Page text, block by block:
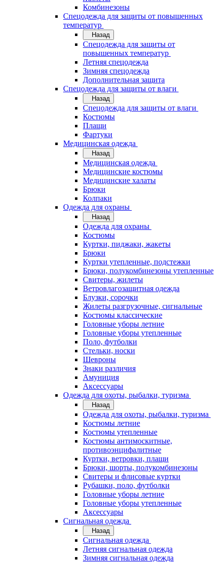
Комбинезоны
Спецодежда для защиты от повышенных
температур
Назад
Спецодежда для защиты от
повышенных температур
Летняя спецодежда
Зимняя спецодежда
Дополнительная защита
Спецодежда для защиты от влаги
Назад
Спецодежда для защиты от влаги
Костюмы
Плащи
Фартуки
Медицинская одежда
Назад
Медицинская одежда
Медицинские костюмы
Медицинские халаты
Брюки
Колпаки
Одежда для охраны
Назад
Одежда для охраны
Костюмы
Куртки, пиджаки, жакеты
Брюки
Куртки утепленные, подстежки
Брюки, полукомбинезоны утепленные
Свитеры, жилеты
Ветровлагозащитная одежда
Блузки, сорочки
Жилеты разгрузочные, сигнальные
Костюмы классические
Головные уборы летние
Головные уборы утепленные
Поло, футболки
Стельки, носки
Шевроны
Знаки различия
Амуниция
Аксессуары
Одежда для охоты, рыбалки, туризма
Назад
Одежда для охоты, рыбалки, туризма
Костюмы летние
Костюмы утепленные
Костюмы антимоскитные,
противоэнцифалитные
Куртки, ветровки, плащи
Брюки, шорты, полукомбинезоны
Свитеры и флисовые куртки
Рубашки, поло, футболки
Головные уборы летние
Головные уборы утепленные
Аксессуары
Сигнальная одежда
Назад
Сигнальная одежда
Летняя сигнальная одежда
Зимняя сигнальная одежда